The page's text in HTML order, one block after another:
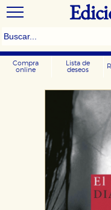
Compra
online
Lista de
deseos